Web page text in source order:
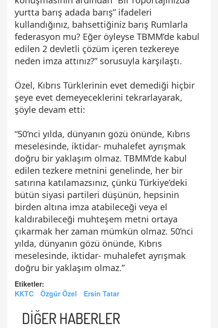
yurtta barış adada barış” ifadeleri
kullandığınız, bahsettiğiniz barış Rumlarla
federasyon mu? Eğer öyleyse TBMM’de kabul
edilen 2 devletli çözüm içeren tezkereye
neden imza attınız?” sorusuyla karşılaştı.
Özel, Kıbrıs Türklerinin evet demediği hiçbir
şeye evet demeyeceklerini tekrarlayarak,
şöyle devam etti:
“50’nci yılda, dünyanın gözü önünde, Kıbrıs
meselesinde, iktidar- muhalefet ayrışmak
doğru bir yaklaşım olmaz. TBMM’de kabul
edilen tezkere metnini genelinde, her bir
satırına katılamazsınız, çünkü Türkiye’deki
bütün siyasi partileri düşünün, hepsinin
birden altına imza atabileceği veya el
kaldırabileceği muhteşem metni ortaya
çıkarmak her zaman mümkün olmaz. 50’nci
yılda, dünyanın gözü önünde, Kıbrıs
meselesinde, iktidar- muhalefet ayrışmak
doğru bir yaklaşım olmaz.”
Etiketler:
KKTC
Özgür Özel Ersin Tatar
DİĞER HABERLER